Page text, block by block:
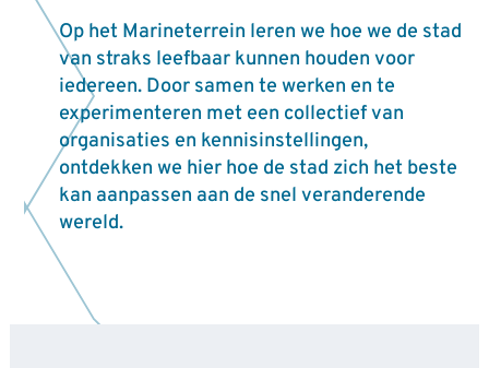
Op het Marineterrein leren we hoe we de stad
van straks leefbaar kunnen houden voor
iedereen. Door samen te werken en te
experimenteren met een collectief van
organisaties en kennisinstellingen,
ontdekken we hier hoe de stad zich het beste
kan aanpassen aan de snel veranderende
wereld.